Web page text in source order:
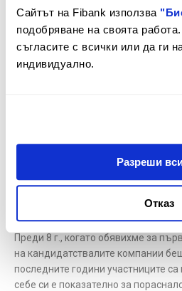
Сайтът на Fibank използва
подобряване на своята
съгласите с всички или да ги
индивидуално.
Разреши
Отказ
днес можем да се похвалим със
клиентска база. Българският
мен ценят партньорското
най-вече според мен - банките да
българска фирма на годината“,
инвестиционна банка. Как се
бизнес средата, в която се
Преди 8 г., когато обявихме за
на кандидатствалите компании
последните години участниците
себе си е показателно за